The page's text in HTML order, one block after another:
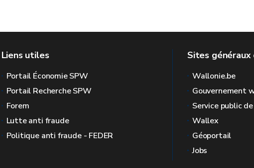
Liens utiles
Portail Économie SPW
Portail Recherche SPW
Forem
Lutte anti fraude
Politique anti fraude - FEDER
Sites
Wallonie.be
Gouvernement
Service public
Wallex
Géoportail
Jobs